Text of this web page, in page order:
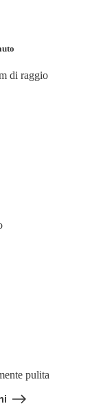
di raggio
pulita